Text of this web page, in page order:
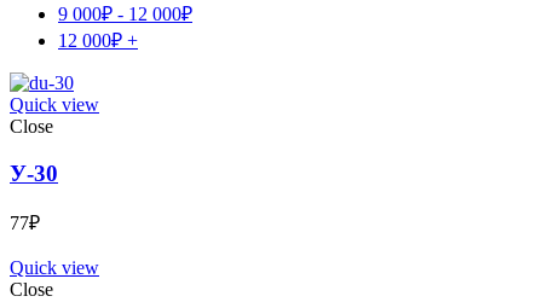
9 000₽ - 12 000₽
12 000₽ +
Quick view
Close
У-30
77₽
Quick view
Close